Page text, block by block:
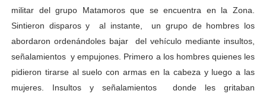
militar del grupo Matamoros que se encuentra en la Zona.
Sintieron disparos y al instante, un grupo de hombres los
abordaron ordenándoles bajar del vehículo mediante insultos,
señalamientos y empujones. Primero a los hombres quienes les
pidieron tirarse al suelo con armas en la cabeza y luego a las
mujeres. Insultos y señalamientos donde les gritaban